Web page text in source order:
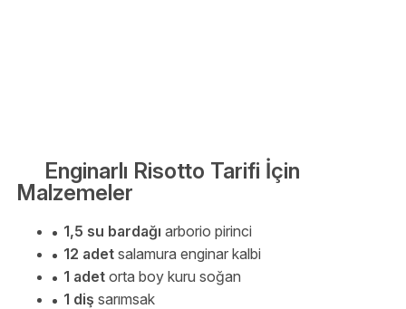
Enginarlı Risotto Tarifi İçin
Malzemeler
1,5 su bardağı arborio pirinci
12 adet salamura enginar kalbi
1 adet orta boy kuru soğan
1 diş sarımsak